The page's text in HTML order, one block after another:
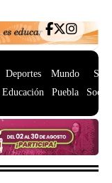
Deportes
Educación
Mundo
Puebla